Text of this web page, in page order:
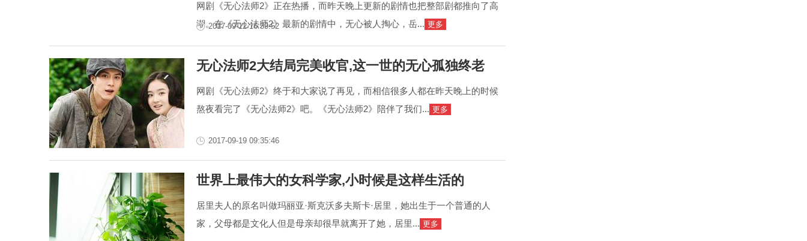
网剧《无心法师2》正在热播，而昨天晚上更新的剧情也把整部剧都推向了高
潮。在《无心法师2》最新的剧情中，无心被人掏心，岳... 更多
2017-09-12 16:39:52
无心法师2大结局完美收官,这一世的无心孤独终老
网剧《无心法师2》终于和大家说了再见，而相信很多人都在昨天晚上的时候
熬夜看完了《无心法师2》吧。《无心法师2》陪伴了我们... 更多
2017-09-19 09:35:46
世界上最伟大的女科学家,小时候是这样生活的
居里夫人的原名叫做玛丽亚·斯克沃多夫斯卡·居里，她出生于一个普通的人
家，父母都是文化人但是母亲却很早就离开了她，居里... 更多